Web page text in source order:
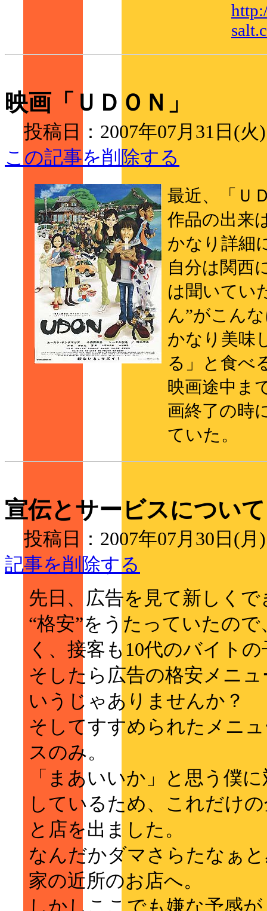
映画「ＵＤＯＮ」
投稿日：2007年07月31日(
この記事を削除する
最近、「Ｕ
作品の出来
かなり詳細
自分は関西
は聞いてい
ん”がこん
かなり美味
る」と食べ
映画途中ま
画終了の時
ていた。
宣伝とサービスについて
投稿日：2007年07月30日
記事を削除する
先日、広告を見て新しく
“格安”をうたっていたの
く、接客も10代のバイトの
そしたら広告の格安メニ
いうじゃありませんか？
そしてすすめられたメニ
スのみ。
「まあいいか」と思う僕
しているため、これだけ
と店を出ました。
なんだかダマさらたなぁ
家の近所のお店へ。
しかしここでも嫌な予感